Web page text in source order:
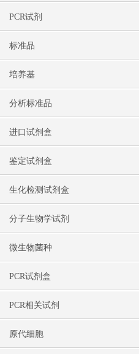
PCR试剂
标准品
培养基
分析标准品
进口试剂盒
鉴定试剂盒
生化检测试剂盒
分子生物学试剂
微生物菌种
PCR试剂盒
PCR相关试剂
原代细胞